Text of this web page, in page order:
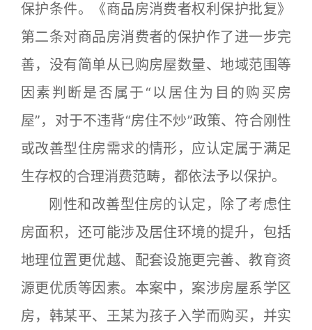
保护条件。《商品房消费者权利保护批复》
第二条对商品房消费者的保护作了进一步完
善，没有简单从已购房屋数量、地域范围等
因素判断是否属于“以居住为目的购买房
屋”，对于不违背“房住不炒”政策、符合刚性
或改善型住房需求的情形，应认定属于满足
生存权的合理消费范畴，都依法予以保护。
刚性和改善型住房的认定，除了考虑住
房面积，还可能涉及居住环境的提升，包括
地理位置更优越、配套设施更完善、教育资
源更优质等因素。本案中，案涉房屋系学区
房，韩某平、王某为孩子入学而购买，并实